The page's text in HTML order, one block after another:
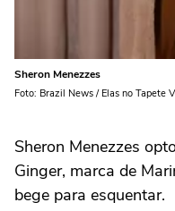
Sheron Menezzes
Foto: Brazil News / Elas no Tapete
Sheron Menezzes
Ginger, marca de
bege para esquentar.